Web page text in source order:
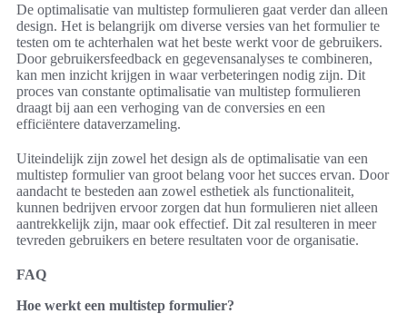
De optimalisatie van multistep formulieren gaat verder dan alleen
design. Het is belangrijk om diverse versies van het formulier te
testen om te achterhalen wat het beste werkt voor de gebruikers.
Door gebruikersfeedback en gegevensanalyses te combineren,
kan men inzicht krijgen in waar verbeteringen nodig zijn. Dit
proces van constante optimalisatie van multistep formulieren
draagt bij aan een verhoging van de conversies en een
efficiëntere dataverzameling.
Uiteindelijk zijn zowel het design als de optimalisatie van een
multistep formulier van groot belang voor het succes ervan. Door
aandacht te besteden aan zowel esthetiek als functionaliteit,
kunnen bedrijven ervoor zorgen dat hun formulieren niet alleen
aantrekkelijk zijn, maar ook effectief. Dit zal resulteren in meer
tevreden gebruikers en betere resultaten voor de organisatie.
FAQ
Hoe werkt een multistep formulier?